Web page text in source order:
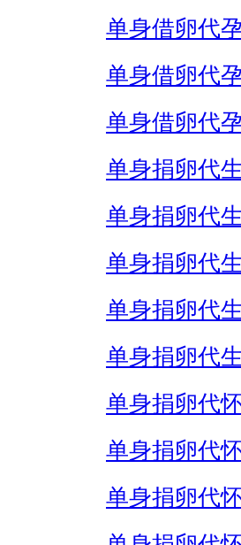
单身借卵代
单身借卵代
单身借卵代
单身捐卵代
单身捐卵代
单身捐卵代
单身捐卵代
单身捐卵代
单身捐卵代
单身捐卵代
单身捐卵代